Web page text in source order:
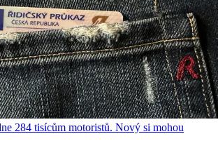
284 tisícům motoristů. Nový si mohou